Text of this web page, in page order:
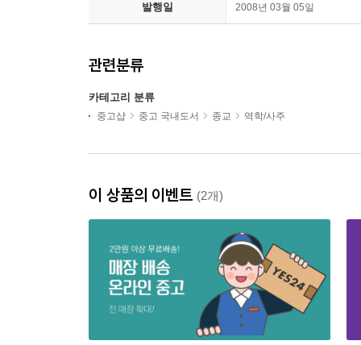
발행일 2008년 03월 05일
관련분류
카테고리 분류
중고샵 중고 국내도서 종교 역학/사주
이 상품의 이벤트 (2개)